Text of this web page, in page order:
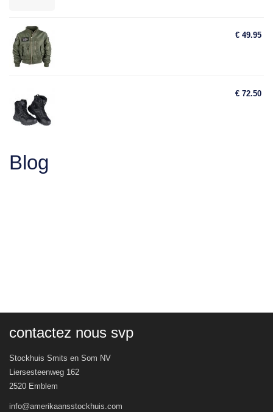
€ 49.95
€ 72.50
Blog
contactez nous svp
Stockhuis Smits en Som NV
Liersesteenweg 162
2520 Emblem
info@amerikaansstockhuis.com